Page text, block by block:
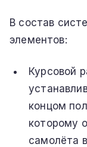
В состав
элементов:
Курсовой
концом
которому
самолёта